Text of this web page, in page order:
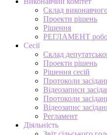
Склад
Проекти рішень
Рішення
РЕГЛАМЕНТ
Сесії
Склад
Проекти рішень
Рішення сесій
Протоколи
Відеозаписи
Протоколи
Відеозапис
Регламент
Діяльність